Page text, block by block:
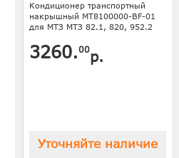
Кондиционер транспортный
накрышный МТ8100000-BF-01
для МТЗ МТЗ 82.1, 820, 952.2
3260.00р.
Уточняйте наличие